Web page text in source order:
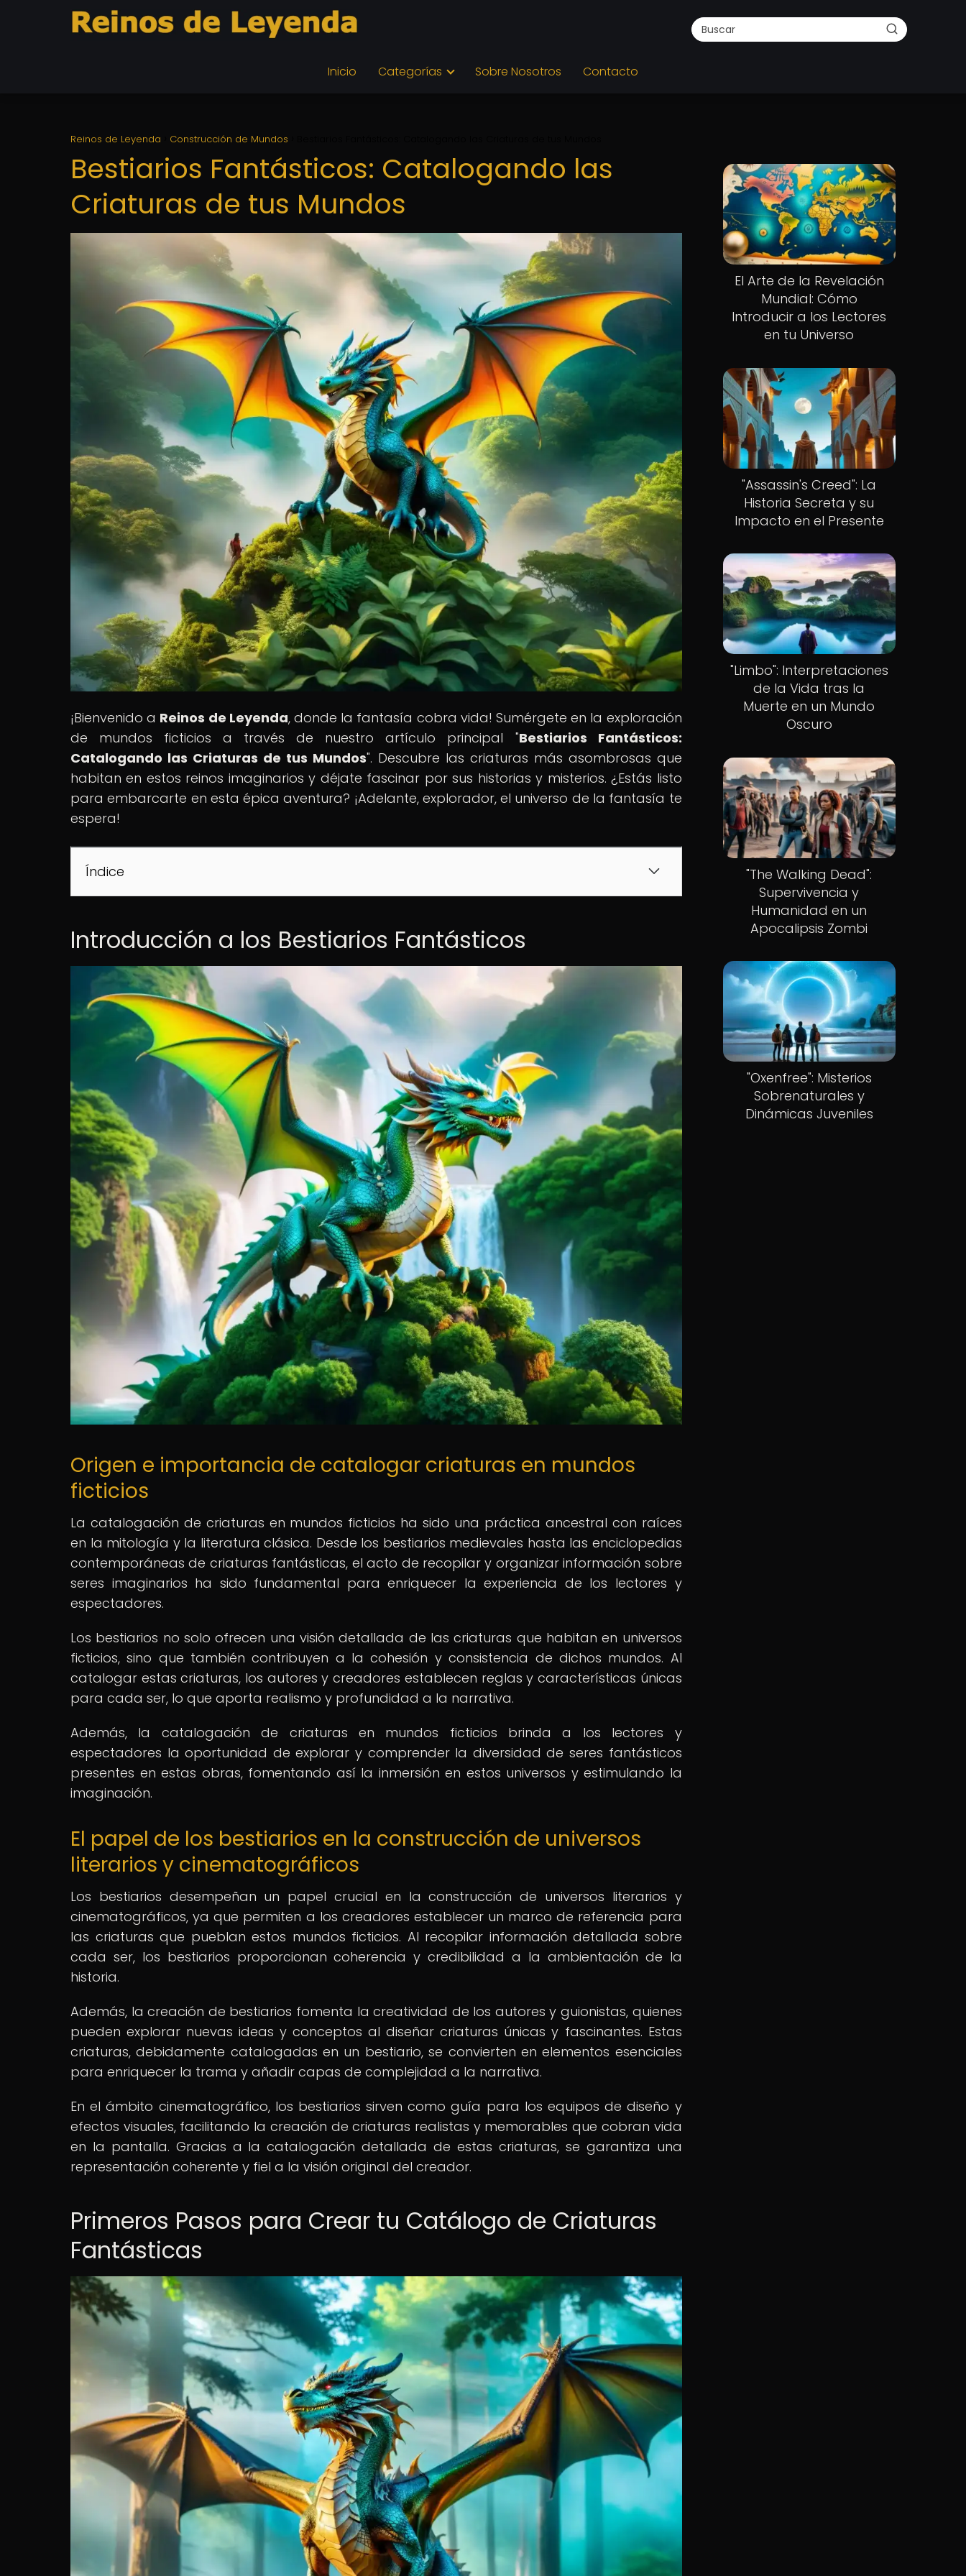
Inicio Categorías Sobre Nosotros Contacto
Reinos de Leyenda Construcción de Mundos
Bestiarios Fantásticos: Catalogando las
Criaturas de tus Mundos
¡Bienvenido a Reinos de Leyenda, donde la fantasía cobra vida! Sumérgete en la exploración
de mundos ficticios a través de nuestro artículo principal "Bestiarios Fantásticos:
Catalogando las Criaturas de tus Mundos". Descubre las criaturas más asombrosas que
habitan en estos reinos imaginarios y déjate fascinar por sus historias y misterios. ¿Estás listo
para embarcarte en esta épica aventura? ¡Adelante, explorador, el universo de la fantasía te
espera!
Índice
Introducción a los Bestiarios Fantásticos
Origen e importancia de catalogar criaturas en mundos
ficticios
La catalogación de criaturas en mundos ficticios ha sido una práctica ancestral con raíces
en la mitología y la literatura clásica. Desde los bestiarios medievales hasta las enciclopedias
contemporáneas de criaturas fantásticas, el acto de recopilar y organizar información sobre
seres imaginarios ha sido fundamental para enriquecer la experiencia de los lectores y
espectadores.
Los bestiarios no solo ofrecen una visión detallada de las criaturas que habitan en universos
ficticios, sino que también contribuyen a la cohesión y consistencia de dichos mundos. Al
catalogar estas criaturas, los autores y creadores establecen reglas y características únicas
para cada ser, lo que aporta realismo y profundidad a la narrativa.
Además, la catalogación de criaturas en mundos ficticios brinda a los lectores y
espectadores la oportunidad de explorar y comprender la diversidad de seres fantásticos
presentes en estas obras, fomentando así la inmersión en estos universos y estimulando la
imaginación.
El papel de los bestiarios en la construcción de universos
literarios y cinematográficos
Los bestiarios desempeñan un papel crucial en la construcción de universos literarios y
cinematográficos, ya que permiten a los creadores establecer un marco de referencia para
las criaturas que pueblan estos mundos ficticios. Al recopilar información detallada sobre
cada ser, los bestiarios proporcionan coherencia y credibilidad a la ambientación de la
historia.
Además, la creación de bestiarios fomenta la creatividad de los autores y guionistas, quienes
pueden explorar nuevas ideas y conceptos al diseñar criaturas únicas y fascinantes. Estas
criaturas, debidamente catalogadas en un bestiario, se convierten en elementos esenciales
para enriquecer la trama y añadir capas de complejidad a la narrativa.
En el ámbito cinematográfico, los bestiarios sirven como guía para los equipos de diseño y
efectos visuales, facilitando la creación de criaturas realistas y memorables que cobran vida
en la pantalla. Gracias a la catalogación detallada de estas criaturas, se garantiza una
representación coherente y fiel a la visión original del creador.
Primeros Pasos para Crear tu Catálogo de Criaturas
Fantásticas
El Arte de la Revelación
Mundial: Cómo
Introducir a los Lectores
en tu Universo
"Assassin's Creed": La
Historia Secreta y su
Impacto en el Presente
"Limbo": Interpretaciones
de la Vida tras la
Muerte en un Mundo
Oscuro
"The Walking Dead":
Supervivencia y
Humanidad en un
Apocalipsis Zombi
"Oxenfree": Misterios
Sobrenaturales y
Dinámicas Juveniles